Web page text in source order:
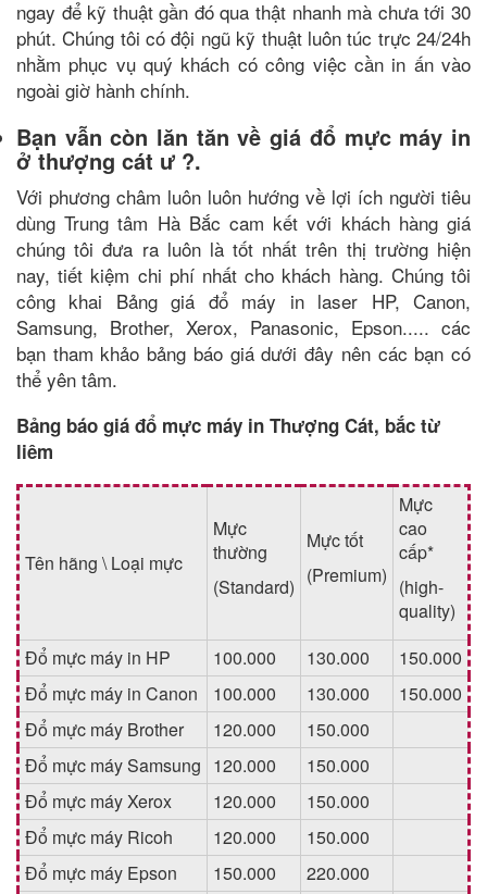
ngay để kỹ thuật gần đó qua thật nhanh mà chưa tới 30
phút. Chúng tôi có đội ngũ kỹ thuật luôn túc trực 24/24h
nhằm phục vụ quý khách có công việc cần in ấn vào
ngoài giờ hành chính.
Bạn vẫn còn lăn tăn về giá đổ mực máy in
ở thượng cát ư ?.
Với phương châm luôn luôn hướng về lợi ích người tiêu
dùng Trung tâm Hà Bắc cam kết với khách hàng giá
chúng tôi đưa ra luôn là tốt nhất trên thị trường hiện
nay, tiết kiệm chi phí nhất cho khách hàng. Chúng tôi
công khai Bảng giá đổ máy in laser HP, Canon,
Samsung, Brother, Xerox, Panasonic, Epson..... các
bạn tham khảo bảng báo giá dưới đây nên các bạn có
thể yên tâm.
Bảng báo giá đổ mực máy in Thượng Cát, bắc từ
liêm
Tên hãng \ Loại mực
Mực
thường
(Standard)
Mực tốt
(Premium)
Mực
cao
cấp*
(high-
quality)
Đổ mực máy in HP
100.000 130.000
150.000
Đổ mực máy in Canon
100.000 130.000
150.000
Đổ mực máy Brother
120.000
150.000
Đổ mực máy Samsung 120.000
150.000
Đổ mực máy Xerox
120.000
150.000
Đổ mực máy Ricoh
120.000
150.000
Đổ mực máy Epson
150.000
220.000